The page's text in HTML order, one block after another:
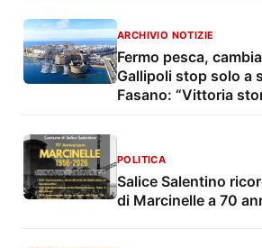
ARCHIVIO NOTIZIE
Fermo pesca,
Gallipoli stop solo a
Fasano: “Vittoria
POLITICA
Salice Salentino
di Marcinelle a 70